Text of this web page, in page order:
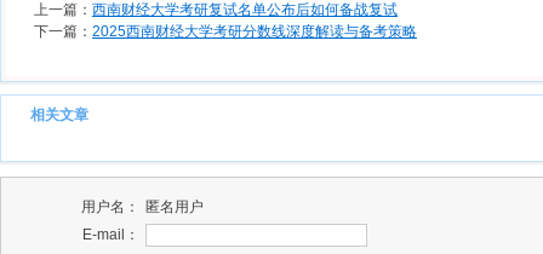
上一篇： 西南财经大学考研复试名单公布后如何备战复试
下一篇： 2025西南财经大学考研分数线深度解读与备考策略
相关文章
用户名：
匿名用户
E-mail：